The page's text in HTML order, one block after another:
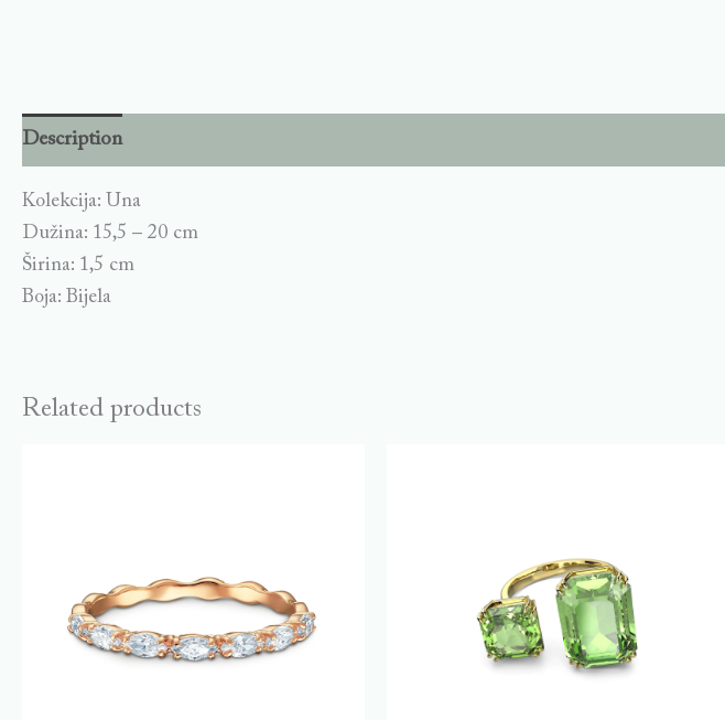
Description
Kolekcija: Una
Dužina: 15,5 – 20 cm
Širina: 1,5 cm
Boja: Bijela
Related products